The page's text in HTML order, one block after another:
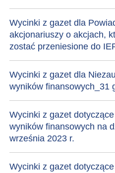
Wycinki z gazet dla
akcjonariuszy o akcjach,
zostać przeniesione do
Wycinki z gazet dla
wyników finansowych_31
Wycinki z gazet
wyników finansowych na
września 2023 r.
Wycinki z gazet dotyczące